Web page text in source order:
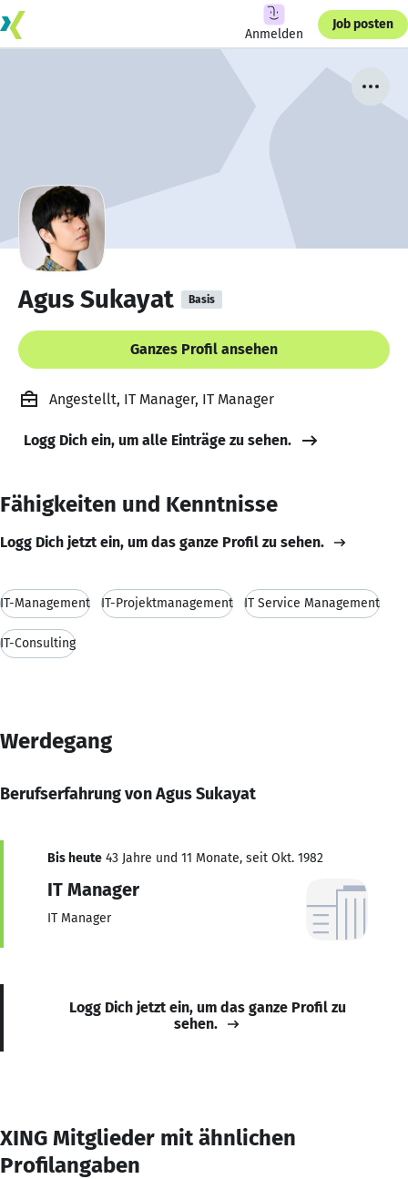
Anmelden
Job posten
Agus Sukayat Basis
Ganzes Profil ansehen
Angestellt, IT Manager, IT Manager
Logg Dich ein, um alle Einträge zu sehen.
Fähigkeiten und Kenntnisse
Logg Dich jetzt ein, um das ganze Profil zu sehen.
IT-Management IT-Projektmanagement IT Service Management
IT-Consulting
Werdegang
Berufserfahrung von Agus Sukayat
Bis heute 43 Jahre und 11 Monate, seit Okt. 1982
IT Manager
IT Manager
Logg Dich jetzt ein, um das ganze Profil zu
sehen.
XING Mitglieder mit ähnlichen
Profilangaben